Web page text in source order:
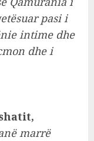
pasi i
intime dhe
dhe i
marrë